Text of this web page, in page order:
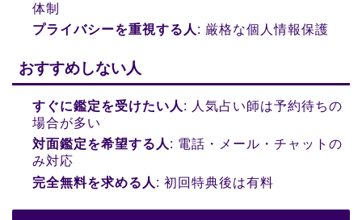
体制
プライバシーを重視する人 : 厳格な個人情報保護
おすすめしない人
すぐに鑑定を受けたい人 : 人気占い師は予約待ちの
場合が多い
対面鑑定を希望する人 : 電話・メール・チャットの
み対応
完全無料を求める人 : 初回特典後は有料